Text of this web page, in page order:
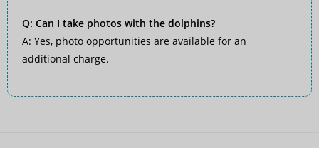
Q: Can I take photos with the dolphins?
A: Yes, photo opportunities are available for an
additional charge.